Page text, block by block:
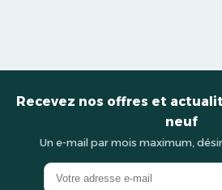
Recevez nos offres et
neuf
Un e-mail par mois maximum,